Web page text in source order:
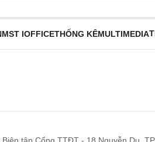
MST IOFFICETHỐNG KÊMULTIMEDIA